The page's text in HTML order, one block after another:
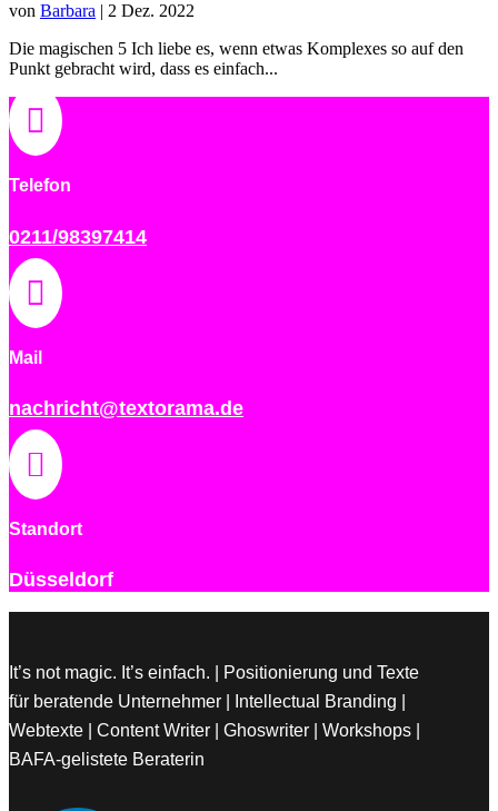
von Barbara | 2 Dez. 2022
Die magischen 5 Ich liebe es, wenn etwas Komplexes so auf den
Punkt gebracht wird, dass es einfach...

Telefon
0211/98397414

Mail
nachricht@textorama.de

Standort
Düsseldorf
It’s not magic. It’s einfach. | Positionierung und Texte
für beratende Unternehmer | Intellectual Branding |
Webtexte | Content Writer | Ghoswriter | Workshops |
BAFA-gelistete Beraterin